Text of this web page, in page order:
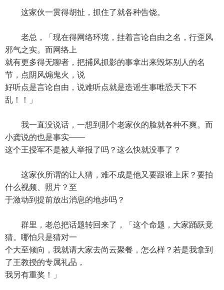
这家伙一贯得胡扯，抓住了就各种告饶。
老总，「现在得网络环境，挂着言论自由之名，行歪风
邪气之实。而网络上
就有更多得无聊者，把捕风抓影的事拿出来毁坏别人的名
节，点阴风煽鬼火，说
好听点是言论自由，说难听点就是造谣生事唯恐天下不
乱！！」
我一直没说话，一想到那个老家伙的脸就各种不爽。而
小龚说的也是事实——
这个王授军不是被人举报了吗？这么快就没事了？
这家伙所谓的让人猜，难不成是他又要跟谁上床？要拍
什么视频、照片？至
于激动到提前放出消息的地步吗？
群里，老总把话题转回来了，「这个命题，大家踊跃竟
猜。哪怕只是猜对一
个大至倾向，我就请大家去尚云聚餐，怎么样？若是我拿到
了王教授的专属礼品，
我另有重奖！」